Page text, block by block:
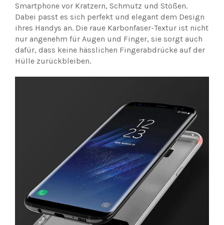
Smartphone vor Kratzern, Schmutz und Stößen.
Dabei passt es sich perfekt und elegant dem Design
ihres Handys an. Die raue Karbonfaser-Textur ist nicht
nur angenehm für Augen und Finger, sie sorgt auch
dafür, dass keine hässlichen Fingerabdrücke auf der
Hülle zurückbleiben.